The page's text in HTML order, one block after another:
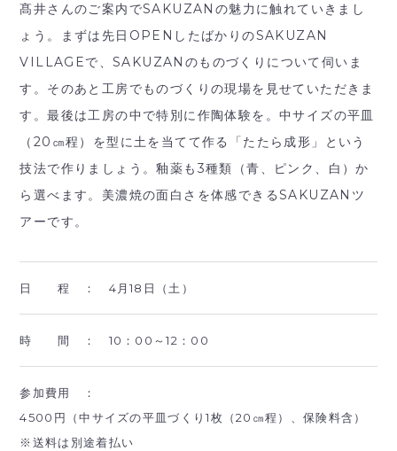
髙井さんのご案内でSAKUZANの魅力に触れていきまし
ょう。まずは先日OPENしたばかりのSAKUZAN
VILLAGEで、SAKUZANのものづくりについて伺いま
す。そのあと工房でものづくりの現場を見せていただきま
す。最後は工房の中で特別に作陶体験を。中サイズの平皿
（20㎝程）を型に土を当てて作る「たたら成形」という
技法で作りましょう。釉薬も3種類（青、ピンク、白）か
ら選べます。美濃焼の面白さを体感できるSAKUZANツ
アーです。
日 程 ： 4月18日（土）
時 間 ： 10：00～12：00
参加費用 ：
4500円（中サイズの平皿づくり1枚（20㎝程）、保険料含）
※送料は別途着払い